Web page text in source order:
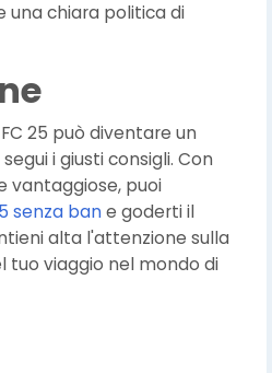
una chiara politica di
25 può diventare un
i giusti consigli. Con
vantaggiose, puoi
senza bane goderti il
alta l'attenzione sulla
tuo viaggio nel mondo di